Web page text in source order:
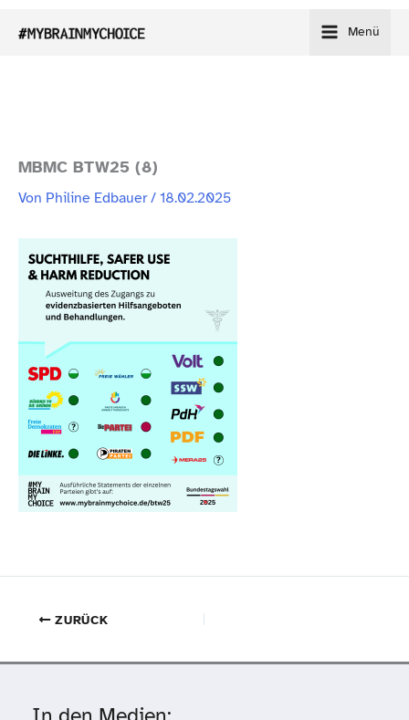
Inhalt
Menü
MBMC BTW25 (8)
Von Philine Edbauer/18.02.2025
ZURÜCK